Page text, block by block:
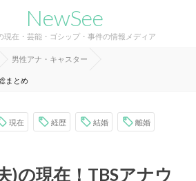
NewSee
現在・芸能・ゴシップ・事件の情報メディア
男性アナ・キャスター
まとめ
現在 経歴 結婚 離婚
)の現在！TBSアナウ